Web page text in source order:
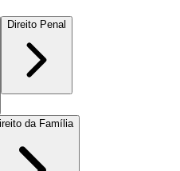
Direito Penal
da Família